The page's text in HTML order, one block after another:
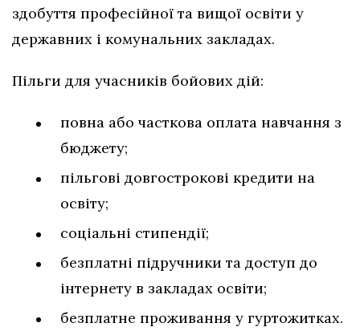
здобуття професійної та вищої освіти у
державних і комунальних закладах.
Пільги для учасників бойових дій:
повна або часткова оплата навчання з
бюджету;
пільгові довгострокові кредити на
освіту;
соціальні стипендії;
безплатні підручники та доступ до
інтернету в закладах освіти;
безплатне проживання у гуртожитках.